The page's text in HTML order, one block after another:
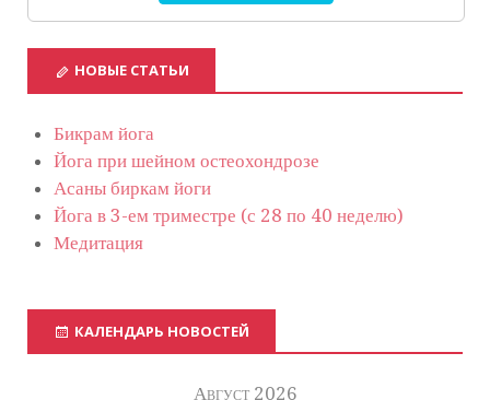
НОВЫЕ СТАТЬИ
Бикрам йога
Йога при шейном остеохондрозе
Асаны биркам йоги
Йога в 3-ем триместре (с 28 по 40 неделю)
Медитация
КАЛЕНДАРЬ НОВОСТЕЙ
Август 2026